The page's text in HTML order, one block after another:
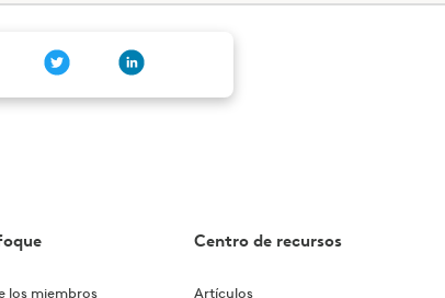
los miembros
Centro de recursos
Artículos